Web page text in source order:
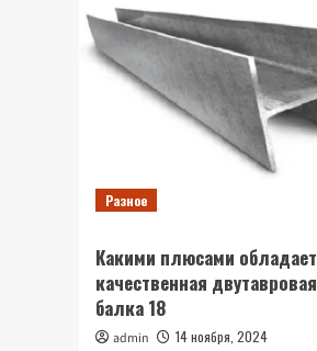
ідеальну
плитку
сантехніку
Разное
Какими плюсами обладает
качественная двутавровая
балка 18
admin
14 ноября, 2024